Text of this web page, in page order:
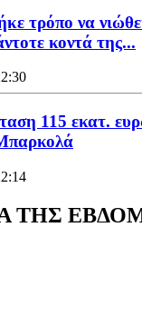
τρόπο να
κοντά της...
115 εκατ.
ΤΗΣ